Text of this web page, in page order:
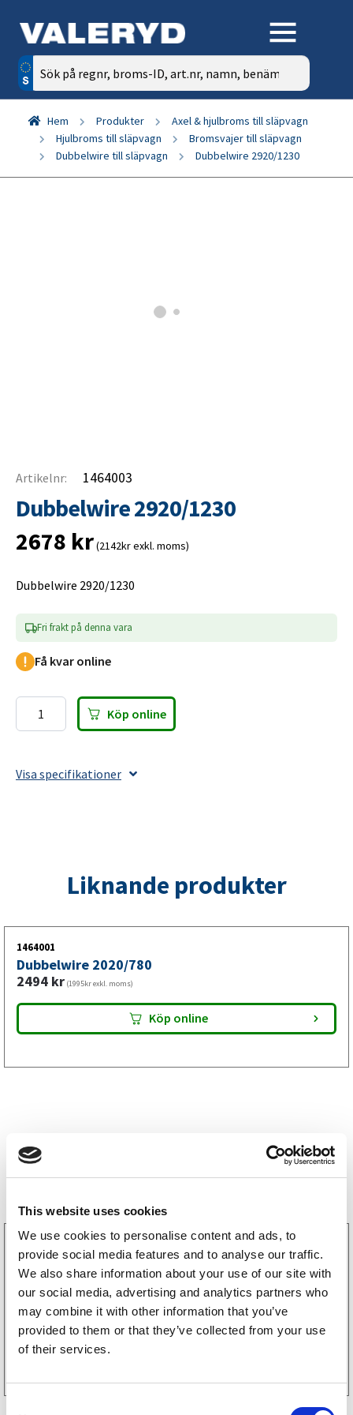
This website uses cookies
We use cookies to personalise content and ads, to
provide social media features and to analyse our traffic.
We also share information about your use of our site with
our social media, advertising and analytics partners who
may combine it with other information that you’ve
provided to them or that they’ve collected from your use
of their services.
Sök
efter:
Hem Produkter
Axel & hjulbroms till släpvagn
Hjulbroms till släpvagn
Bromsvajer till släpvagn
Dubbelwire till släpvagn
Dubbelwire 2920/1230
Artikelnr: 1464003
Dubbelwire 2920/1230
2678 kr(2142kr exkl. moms)
Dubbelwire 2920/1230
Fri frakt på denna vara
Få kvar online
Dubbelwire
Köp online
Visa specifikationer
Liknande produkter
1464001
Dubbelwire 2020/780
2494 kr (1995kr exkl. moms)
Köp online
Storsäljare
3160052
LGF Skylt Självhäftande
238kr(190kr exkl. moms)